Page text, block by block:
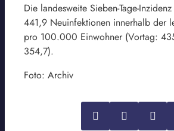
Die landesweite Sieben-Tage-
441,9 Neuinfektionen innerhalb der
pro 100.000 Einwohner (Vortag:
354,7).
Foto: Archiv